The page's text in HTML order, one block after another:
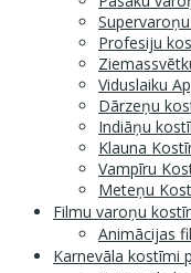
Profesiju
Viduslaiku
Dārzeņu
Indiāņu
Klauna
Vampīru
Meteņu
Filmu varoņu
Animācijas
Karnevāla kostīmi